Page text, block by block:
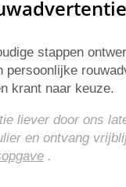
stappen
persoonlijke
krant naar keuze.
liever door ons
en ontvang
.